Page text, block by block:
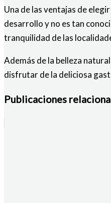
Una de las ventajas de
desarrollo y no es tan
tranquilidad de las
Además de la belleza
disfrutar de la deliciosa
Publicaciones